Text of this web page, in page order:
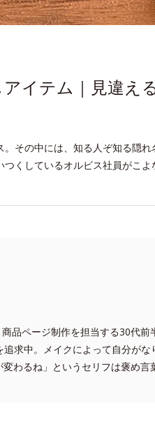
イテム｜見違え
その中には、知る人ぞ知る隠
くしているオルビス社員がこよ
品ページ制作を担当する30代前
追求中。メイクによって自分が
わるね」というセリフは褒め言